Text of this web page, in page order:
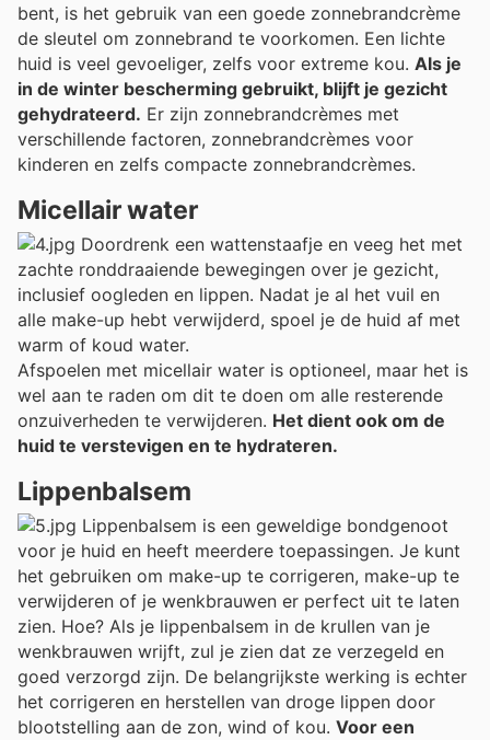
bent, is het gebruik van een goede zonnebrandcrème
de sleutel om zonnebrand te voorkomen. Een lichte
huid is veel gevoeliger, zelfs voor extreme kou. Als je
in de winter bescherming gebruikt, blijft je gezicht
gehydrateerd. Er zijn zonnebrandcrèmes met
verschillende factoren, zonnebrandcrèmes voor
kinderen en zelfs compacte zonnebrandcrèmes.
Micellair water
Doordrenk een wattenstaafje en veeg het met
zachte ronddraaiende bewegingen over je gezicht,
inclusief oogleden en lippen. Nadat je al het vuil en
alle make-up hebt verwijderd, spoel je de huid af met
warm of koud water.
Afspoelen met micellair water is optioneel, maar het is
wel aan te raden om dit te doen om alle resterende
onzuiverheden te verwijderen. Het dient ook om de
huid te verstevigen en te hydrateren.
Lippenbalsem
Lippenbalsem is een geweldige bondgenoot
voor je huid en heeft meerdere toepassingen. Je kunt
het gebruiken om make-up te corrigeren, make-up te
verwijderen of je wenkbrauwen er perfect uit te laten
zien. Hoe? Als je lippenbalsem in de krullen van je
wenkbrauwen wrijft, zul je zien dat ze verzegeld en
goed verzorgd zijn. De belangrijkste werking is echter
het corrigeren en herstellen van droge lippen door
blootstelling aan de zon, wind of kou. Voor een